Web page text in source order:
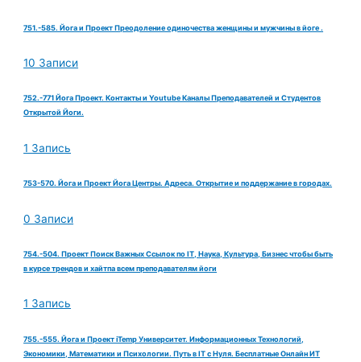
751.-585. Йога и Проект Преодоление одиночества женщины и мужчины в йоге .
10 Записи
752.-771 Йога Проект. Контакты и Youtube Каналы Преподавателей и Студентов
Открытой Йоги.
1 Запись
753-570. Йога и Проект Йога Центры. Адреса. Открытие и поддержание в городах.
0 Записи
754.-504. Проект Поиск Важных Ссылок по IT, Наука, Культура, Бизнес чтобы быть
в курсе трендов и хайтпа всем преподавателям йоги
1 Запись
755.-555. Йога и Проект iTemp Университет. Информационных Технологий,
Экономики, Математики и Психологии. Путь в IT с Нуля. Бесплатные Онлайн ИТ